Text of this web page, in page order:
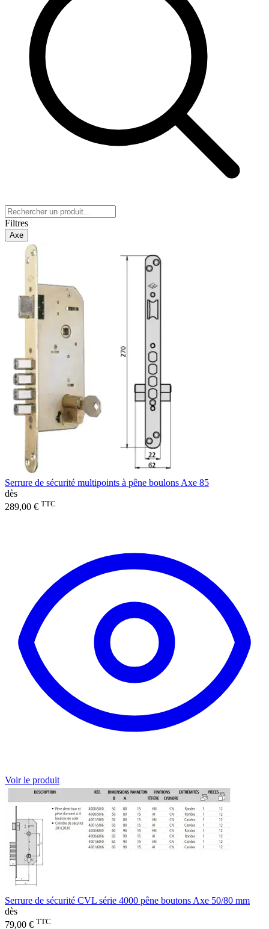
Filtres
Axe
Serrure de sécurité multipoints à pêne boulons Axe 85
dès
289,00 € TTC
Voir le produit
Serrure de sécurité CVL série 4000 pêne boutons Axe 50/80 mm
dès
79,00 € TTC